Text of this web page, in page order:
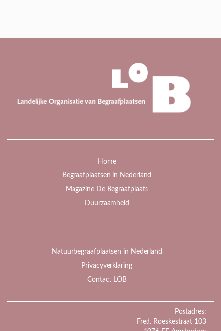
Home
Begraafplaatsen in Nederland
Magazine De Begraafplaats
Duurzaamheid
Natuurbegraafplaatsen in Nederland
Privacyverklaring
Contact LOB
Postadres:
Fred. Roeskestraat 103